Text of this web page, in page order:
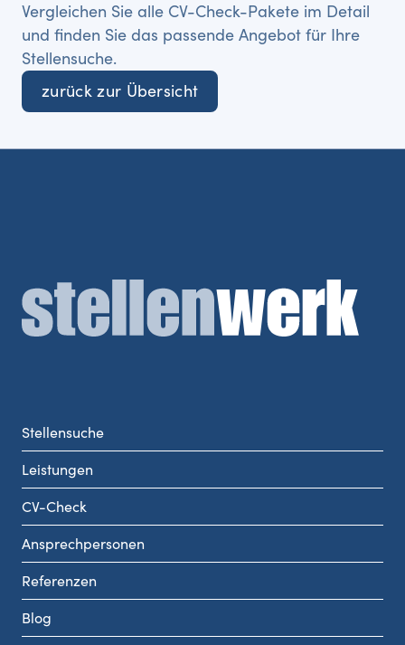
Vergleichen Sie alle CV-Check-Pakete im Detail
und finden Sie das passende Angebot für Ihre
Stellensuche.
zurück zur Übersicht
Stellensuche
Leistungen
CV-Check
Ansprechpersonen
Referenzen
Blog